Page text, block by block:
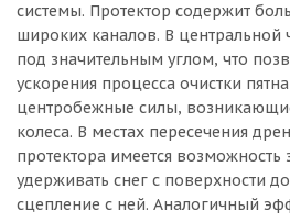
системы. Протектор содержит
широких каналов. В центральной
под значительным углом, что
ускорения процесса очистки
центробежные силы,
колеса. В местах пересечения
протектора имеется возможность
удерживать снег с поверхности
сцепление с ней. Аналогичный